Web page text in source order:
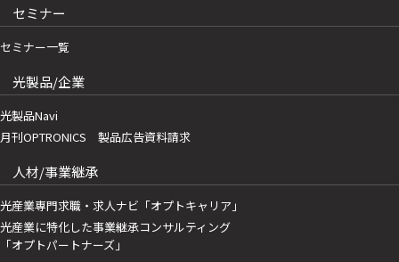
セミナー
セミナー一覧
光製品/企業
光製品Navi
月刊OPTRONICS 製品広告資料請求
人材/事業継承
光産業専門求職・求人ナビ「オプトキャリア」
光産業に特化した事業継承コンサルティング
「オプトパートナーズ」